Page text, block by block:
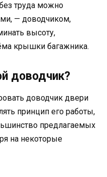
труда можно
— доводчиком,
высоту,
крышки багажника.
доводчик?
доводчик двери
принцип его работы,
предлагаемых
на некоторые